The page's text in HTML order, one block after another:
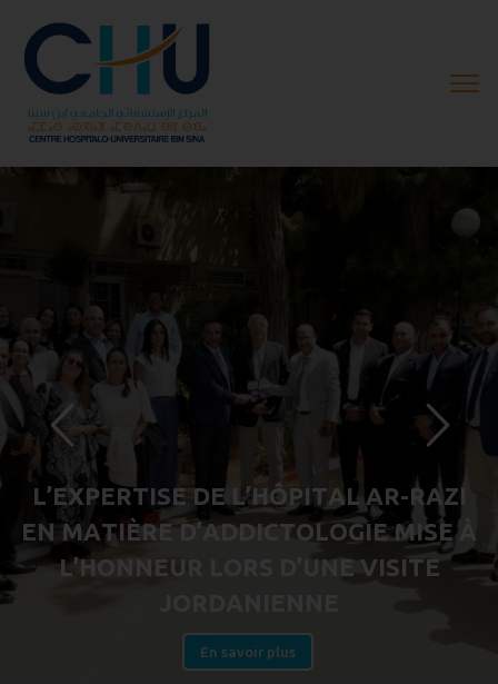
L’EXPERTISE DE L’HÔPITAL AR-RAZI
EN MATIÈRE D’ADDICTOLOGIE MISE
À
L’HONN EU R UNE VISITE
En savoir plus